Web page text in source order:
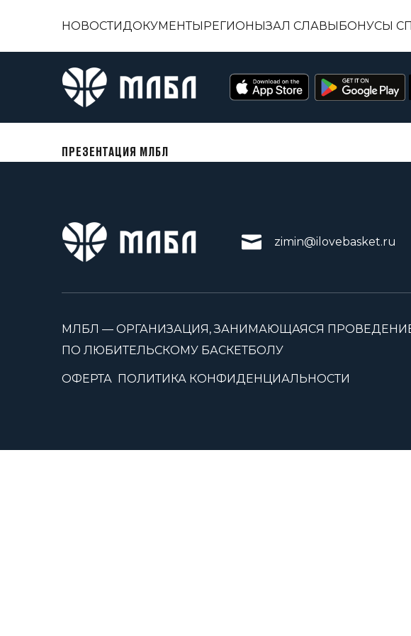
НОВОСТИДОКУМЕНТЫРЕГИОНЫЗАЛ СЛАВЫБОНУСЫ
ПРЕЗЕНТАЦИЯ МЛБЛ
zimin@ilovebasket.ru
МЛБЛ — ОРГАНИЗАЦИЯ, ЗАНИМАЮЩАЯСЯ
ПО ЛЮБИТЕЛЬСКОМУ БАСКЕТБОЛУ
ОФЕРТА ПОЛИТИКА КОНФИДЕНЦИАЛЬНОСТИ